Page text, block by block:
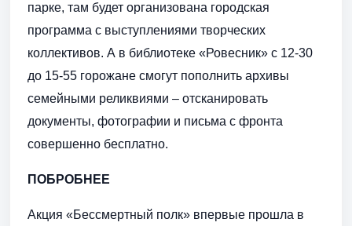
парке, там будет организована городская
программа с выступлениями творческих
коллективов. А в библиотеке «Ровесник» с 12-30
до 15-55 горожане смогут пополнить архивы
семейными реликвиями – отсканировать
документы, фотографии и письма с фронта
совершенно бесплатно.
ПОБРОБНЕЕ
Акция «Бессмертный полк» впервые прошла в